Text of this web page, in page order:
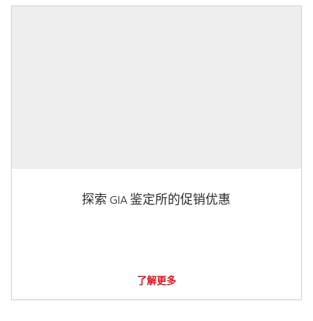
探索 GIA 鉴定所的促销优惠
了解更多